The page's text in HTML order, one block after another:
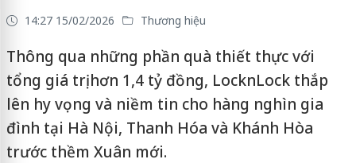
14:27 15/02/2026 Thương hiệu
Thông qua những phần quà thiết thực với
tổng giá trị hơn 1,4 tỷ đồng, LocknLock thắp
lên hy vọng và niềm tin cho hàng nghìn gia
đình tại Hà Nội, Thanh Hóa và Khánh Hòa
trước thềm Xuân mới.